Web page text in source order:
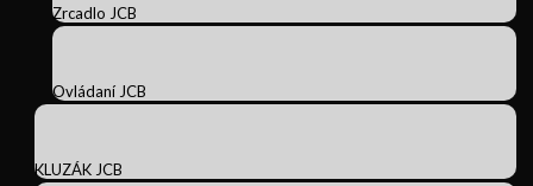
Zrcadlo JCB
Ovládaní JCB
KLUZÁK JCB